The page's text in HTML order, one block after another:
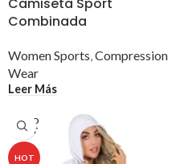
Combinada
Women Sports Compression
Wear
Leer Más
SOLD
OUT
HOT